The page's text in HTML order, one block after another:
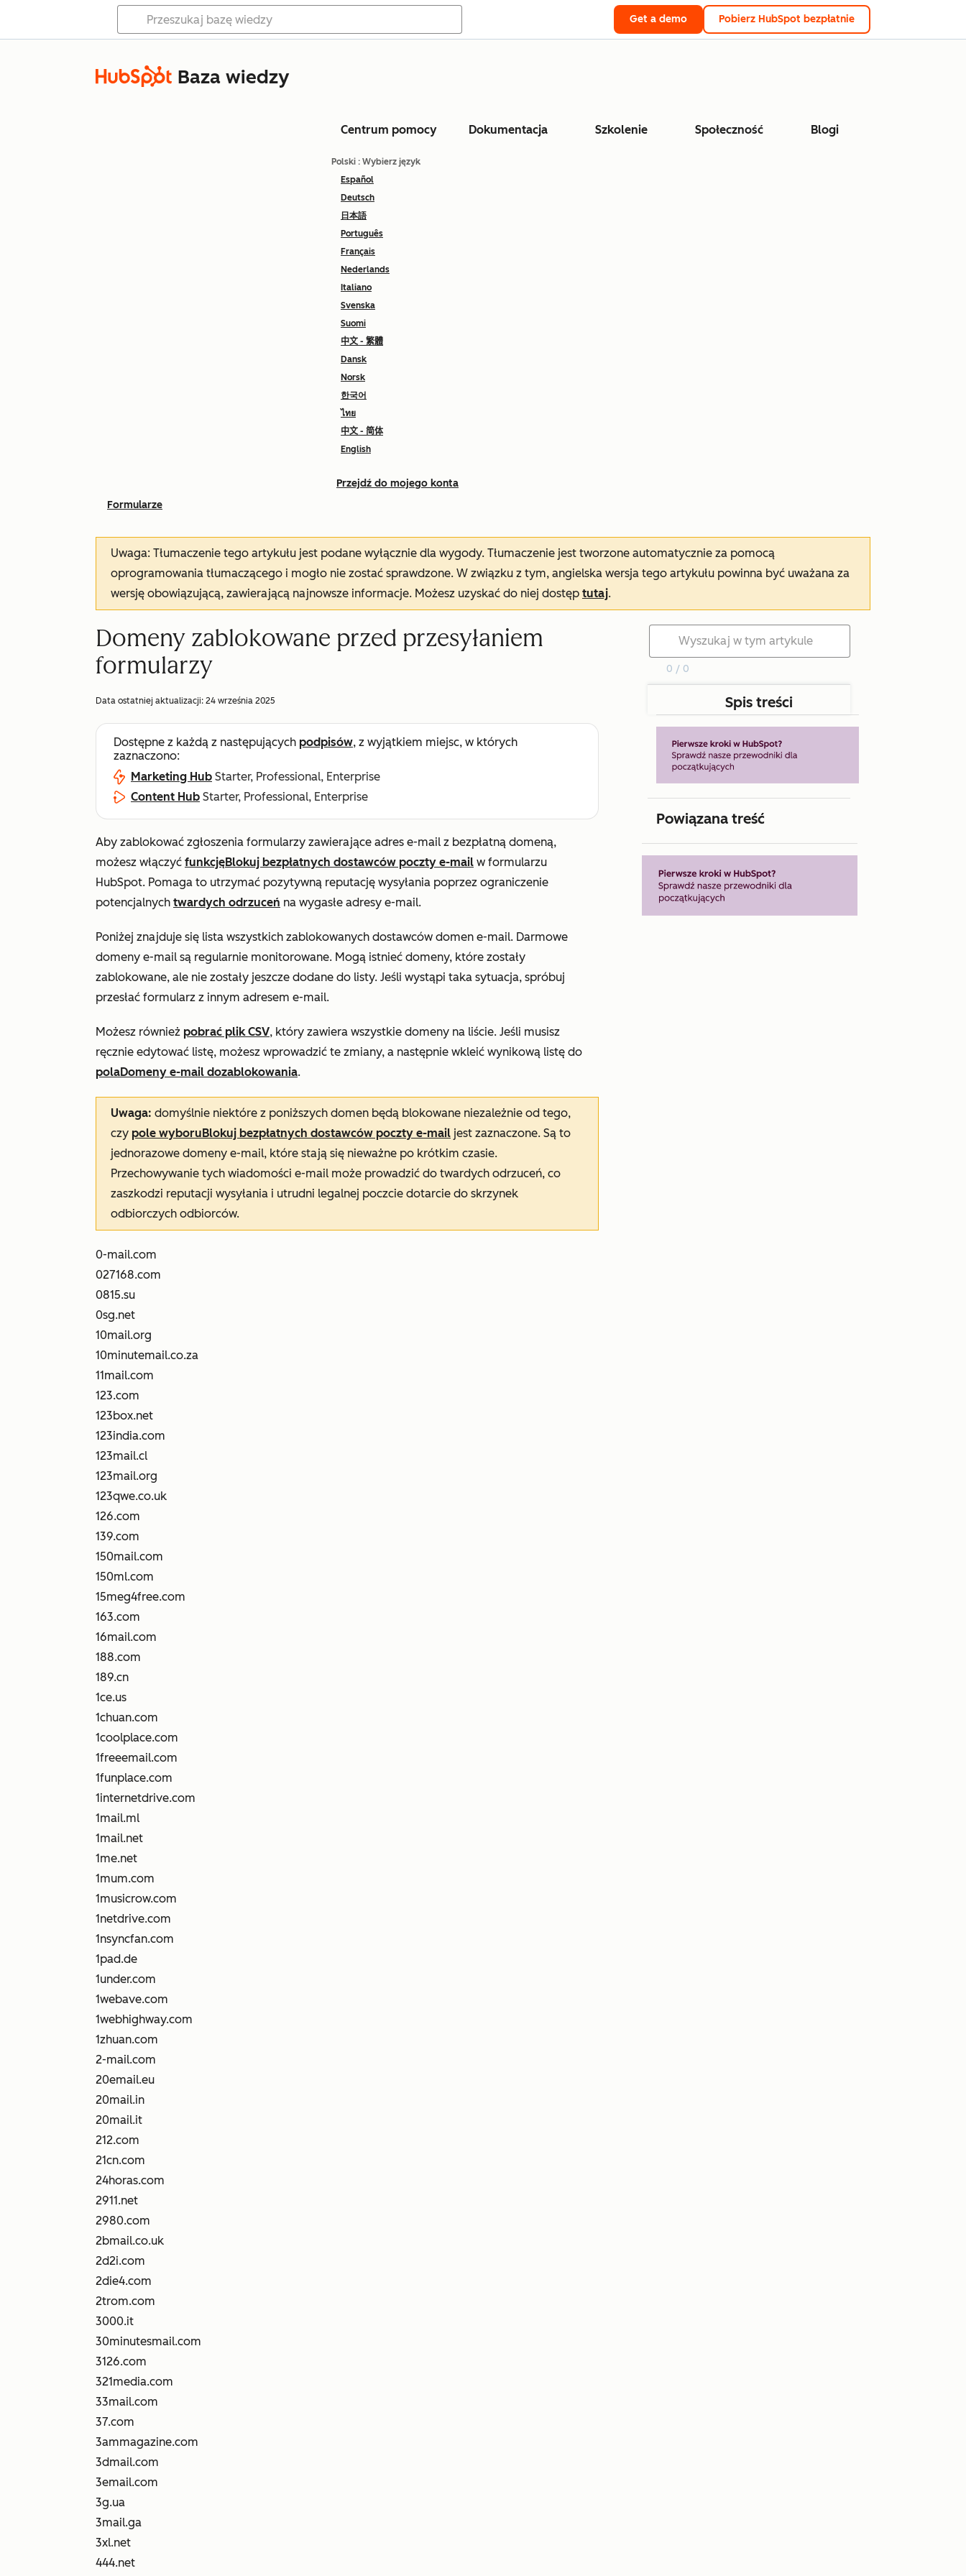
Get a demo Pobierz HubSpot bezpłatnie
Baza wiedzy
Centrum pomocy Dokumentacja Szkolenie Społeczność Blogi
Polski : Wybierz język
Español
Deutsch
日本語
Português
Français
Nederlands
Italiano
Svenska
Suomi
中文 - 繁體
Dansk
Norsk
한국어
ไทย
中文 - 简体
English
Przejdź do mojego konta
Formularze
Uwaga: Tłumaczenie tego artykułu jest podane wyłącznie dla wygody. Tłumaczenie jest tworzone automatycznie za pomocą
oprogramowania tłumaczącego i mogło nie zostać sprawdzone. W związku z tym, angielska wersja tego artykułu powinna być uważana za
wersję obowiązującą, zawierającą najnowsze informacje. Możesz uzyskać do niej dostęp tutaj.
Domeny zablokowane przed przesyłaniem
formularzy
Data ostatniej aktualizacji: 24 września 2025
Dostępne z każdą z następujących podpisów, z wyjątkiem miejsc, w których
zaznaczono:
Marketing Hub Starter, Professional, Enterprise
Content Hub Starter, Professional, Enterprise
Aby zablokować zgłoszenia formularzy zawierające adres e-mail z bezpłatną domeną,
możesz włączyć funkcjęBlokuj bezpłatnych dostawców poczty e-mail w formularzu
HubSpot. Pomaga to utrzymać pozytywną reputację wysyłania poprzez ograniczenie
potencjalnych twardych odrzuceń na wygasłe adresy e-mail.
Poniżej znajduje się lista wszystkich zablokowanych dostawców domen e-mail. Darmowe
domeny e-mail są regularnie monitorowane. Mogą istnieć domeny, które zostały
zablokowane, ale nie zostały jeszcze dodane do listy. Jeśli wystąpi taka sytuacja, spróbuj
przesłać formularz z innym adresem e-mail.
Możesz również pobrać plik CSV, który zawiera wszystkie domeny na liście. Jeśli musisz
ręcznie edytować listę, możesz wprowadzić te zmiany, a następnie wkleić wynikową listę do
polaDomeny e-mail dozablokowania.
Uwaga: domyślnie niektóre z poniższych domen będą blokowane niezależnie od tego,
czy pole wyboruBlokuj bezpłatnych dostawców poczty e-mail jest zaznaczone. Są to
jednorazowe domeny e-mail, które stają się nieważne po krótkim czasie.
Przechowywanie tych wiadomości e-mail może prowadzić do twardych odrzuceń, co
zaszkodzi reputacji wysyłania i utrudni legalnej poczcie dotarcie do skrzynek
odbiorczych odbiorców.
0-mail.com
027168.com
0815.su
0sg.net
10mail.org
10minutemail.co.za
11mail.com
123.com
123box.net
123india.com
123mail.cl
123mail.org
123qwe.co.uk
126.com
139.com
150mail.com
150ml.com
15meg4free.com
163.com
16mail.com
188.com
189.cn
1ce.us
1chuan.com
1coolplace.com
1freeemail.com
1funplace.com
1internetdrive.com
1mail.ml
1mail.net
1me.net
1mum.com
1musicrow.com
1netdrive.com
1nsyncfan.com
1pad.de
1under.com
1webave.com
1webhighway.com
1zhuan.com
2-mail.com
20email.eu
20mail.in
20mail.it
212.com
21cn.com
24horas.com
2911.net
2980.com
2bmail.co.uk
2d2i.com
2die4.com
2trom.com
3000.it
30minutesmail.com
3126.com
321media.com
33mail.com
37.com
3ammagazine.com
3dmail.com
3email.com
3g.ua
3mail.ga
3xl.net
444.net
0 / 0
Spis treści
Powiązana treść